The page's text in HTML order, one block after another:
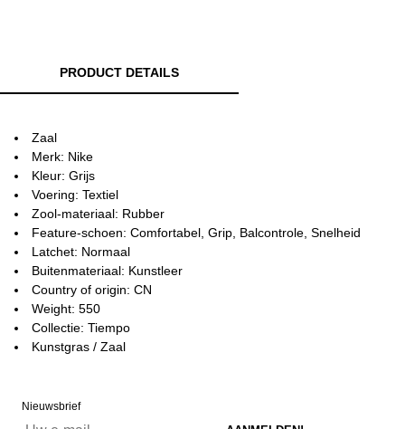
PRODUCT DETAILS
Zaal
Merk: Nike
Kleur: Grijs
Voering: Textiel
Zool-materiaal: Rubber
Feature-schoen: Comfortabel, Grip, Balcontrole, Snelheid
Latchet: Normaal
Buitenmateriaal: Kunstleer
Country of origin: CN
Weight: 550
Collectie: Tiempo
Kunstgras / Zaal
Nieuwsbrief